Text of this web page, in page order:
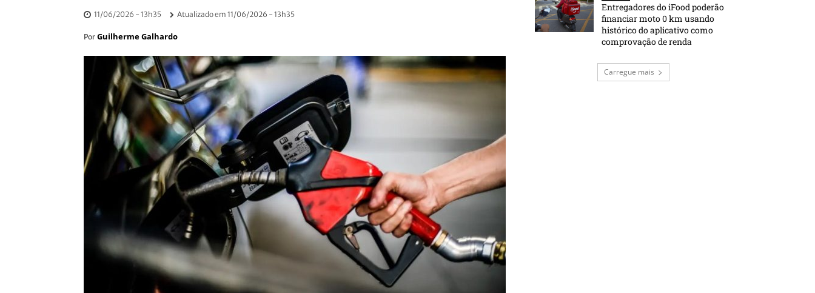
11/06/2026 - 13h35 Atualizado em 11/06/2026 - 13h35
Por Guilherme Galhardo
Entregadores do iFood poderão
financiar moto 0 km usando
histórico do aplicativo como
comprovação de renda
Carregue mais